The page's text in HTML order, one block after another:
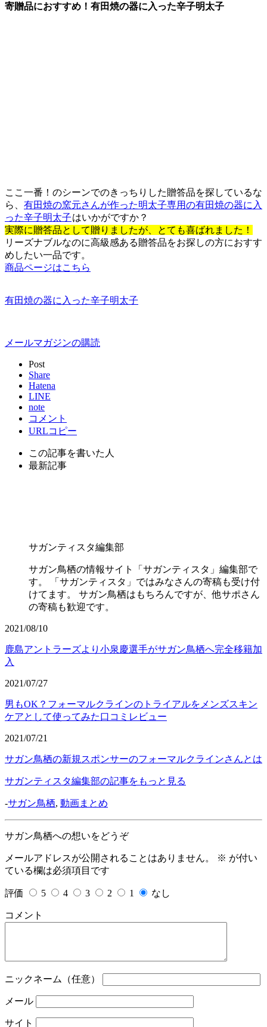
寄贈品におすすめ！有田焼の器に入った辛子明太子
ここ一番！のシーンでのきっちりした贈答品を探しているな
ら、 有田焼の窯元さんが作った明太子専用の有田焼の器に入
った辛子明太子はいかがですか？
実際に贈答品として贈りましたが、とても喜ばれました！
リーズナブルなのに高級感ある贈答品をお探しの方におすす
めしたい一品です。
商品ページはこちら
有田焼の器に入った辛子明太子
メールマガジンの購読
Post
Share
Hatena
LINE
note
コメント
URLコピー
この記事を書いた人
最新記事
サガンティスタ編集部
サガン鳥栖の情報サイト「サガンティスタ」編集部で
す。 「サガンティスタ」ではみなさんの寄稿も受け付
けてます。 サガン鳥栖はもちろんですが、他サポさん
の寄稿も歓迎です。
2021/08/10
鹿島アントラーズより小泉慶選手がサガン鳥栖へ完全移籍加
入
2021/07/27
男もOK？フォーマルクラインのトライアルをメンズスキン
ケアとして使ってみた口コミレビュー
2021/07/21
サガン鳥栖の新規スポンサーのフォーマルクラインさんとは
サガンティスタ編集部の記事をもっと見る
-サガン鳥栖, 動画まとめ
サガン鳥栖への想いをどうぞ
メールアドレスが公開されることはありません。 ※ が付い
ている欄は必須項目です
評価 5 4 3 2 1 なし
コメント
ニックネーム（任意）
メール
サイト